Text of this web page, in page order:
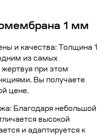
1 мм
и качества: Толщина 1
из самых
при этом
Вы получаете
цене.
Благодаря небольшой
высокой
и адаптируется к